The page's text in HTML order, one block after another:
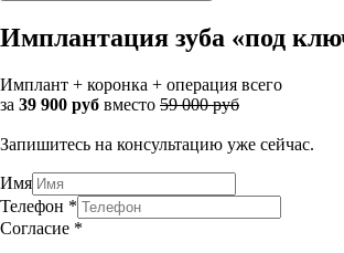
Имплантация зуба «под
Имплант + коронка + операция всего
за 39 900 руб вместо 59 000 руб
Запишитесь на консультацию уже сейчас.
Имя
Телефон *
Согласие *